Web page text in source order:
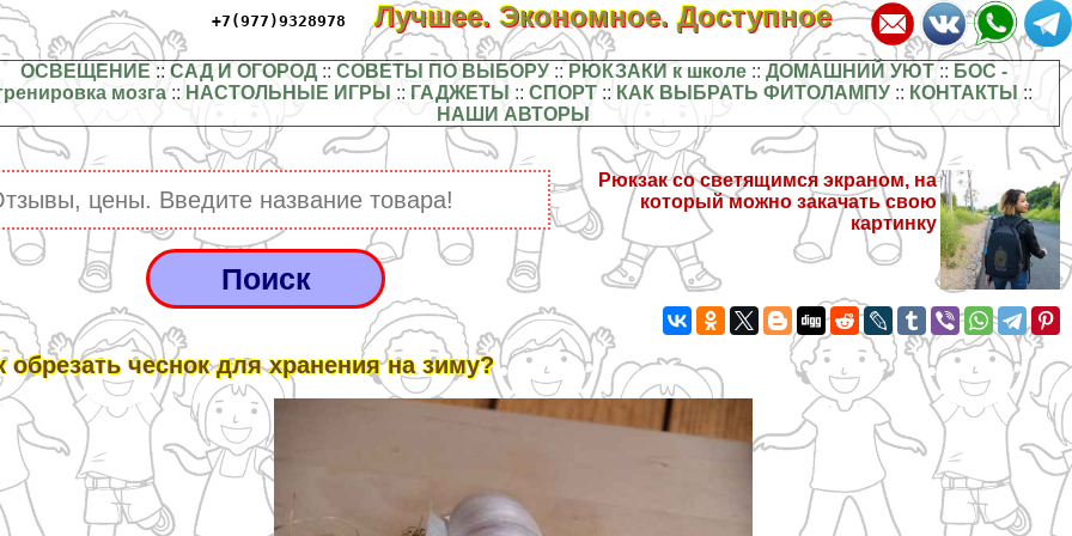
+7(977)9328978 Лучшее. Экономное. Доступное
ОСВЕЩЕНИЕ :: САД И ОГОРОД:: СОВЕТЫ ПО ВЫБОРУ:: РЮКЗАКИ к школе:: ДОМАШНИЙ УЮТ:: БОС -
мозга :: НАСТОЛЬНЫЕ ИГРЫ :: ГАДЖЕТЫ ::СПОРТ :: КАК ВЫБРАТЬ ФИТОЛАМПУ :: КОНТАКТЫ ::
НАШИ АВТОРЫ
Рюкзак со светящимся экраном, на
который можно закачать свою
картинку
обрезать чеснок для хранения на зиму?